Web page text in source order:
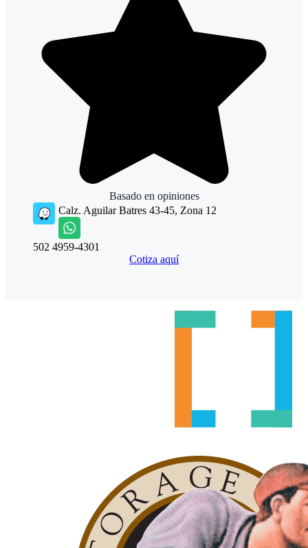
Basado en opiniones
Calz. Aguilar Batres 43-45, Zona 12
502 4959-4301
Cotiza aquí